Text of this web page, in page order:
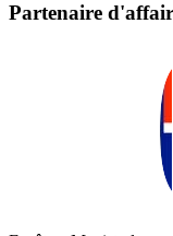
Partenaire